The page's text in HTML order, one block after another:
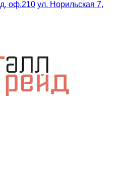
оф.210 ул. Норильская 7,